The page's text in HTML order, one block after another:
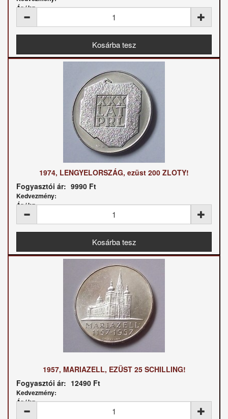
Ár / kg:
1974, LENGYELORSZÁG, ezüst 200 ZLOTY!
Fogyasztói ár: 9990 Ft
Kedvezmény:
Ár / kg:
1957, MARIAZELL, EZÜST 25 SCHILLING!
Fogyasztói ár: 12490 Ft
Kedvezmény:
Ár / kg: